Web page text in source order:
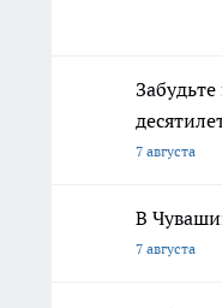
7 августа
В
7 августа